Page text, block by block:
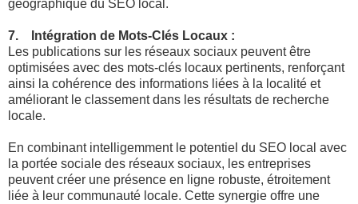
géographique du SEO local.
7. Intégration de Mots-Clés Locaux :
Les publications sur les réseaux sociaux peuvent être
optimisées avec des mots-clés locaux pertinents, renforçant
ainsi la cohérence des informations liées à la localité et
améliorant le classement dans les résultats de recherche
locale.
En combinant intelligemment le potentiel du SEO local avec
la portée sociale des réseaux sociaux, les entreprises
peuvent créer une présence en ligne robuste, étroitement
liée à leur communauté locale. Cette synergie offre une